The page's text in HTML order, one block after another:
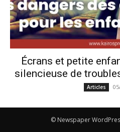
Écrans et petite
silencieuse de
Articles
© Newspaper